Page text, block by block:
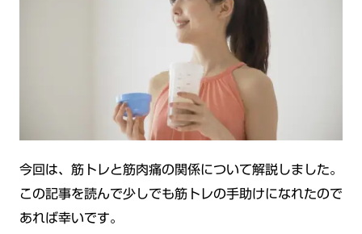
今回は、筋トレと筋肉痛の関係について解説しました。
この記事を読んで少しでも筋トレの手助けになれたので
あれば幸いです。